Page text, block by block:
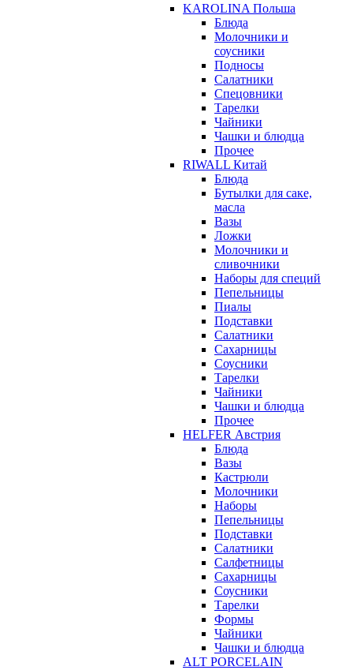
KAROLINA Польша
Блюда
Молочники и
соусники
Подносы
Салатники
Спецовники
Тарелки
Чайники
Чашки и блюдца
Прочее
RIWALL Китай
Блюда
Бутылки для саке,
масла
Вазы
Ложки
Молочники и
сливочники
Наборы для специй
Пепельницы
Пиалы
Подставки
Салатники
Сахарницы
Соусники
Тарелки
Чайники
Чашки и блюдца
Прочее
HELFER Австрия
Блюда
Вазы
Кастрюли
Молочники
Наборы
Пепельницы
Подставки
Салатники
Салфетницы
Сахарницы
Соусники
Тарелки
Формы
Чайники
Чашки и блюдца
ALT PORCELAIN